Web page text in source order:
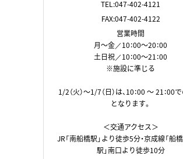
TEL:047-402-4121
FAX:047-402-4122
営業時間
月～金／10：00～20：00
土日祝／10：00～21：00
※施設に準じる
1/2（火）～1/7（日）は、10：00 ～ 21：00
となります。
＜交通アクセス＞
JR「南船橋駅」より徒歩5分・京成線「船
駅」南口より徒歩10分